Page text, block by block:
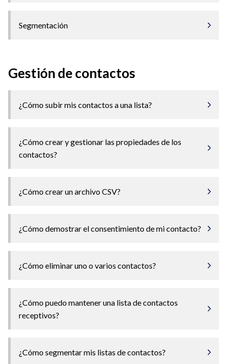
Segmentación
Gestión de contactos
¿Cómo subir mis contactos a una lista?
¿Cómo crear y gestionar las propiedades de los
contactos?
¿Cómo crear un archivo CSV?
¿Cómo demostrar el consentimiento de mi contacto?
¿Cómo eliminar uno o varios contactos?
¿Cómo puedo mantener una lista de contactos
receptivos?
¿Cómo segmentar mis listas de contactos?